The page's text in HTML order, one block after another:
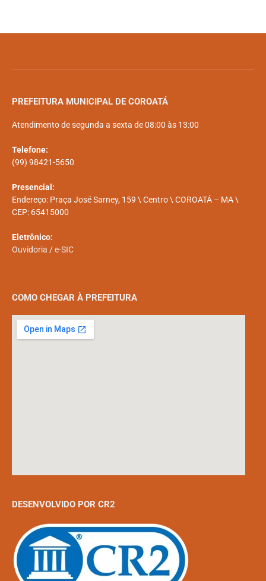
PREFEITURA MUNICIPAL DE COROATÁ
Atendimento de segunda a sexta de 08:00 às 13:00
Telefone:
(99) 98421-5650
Presencial:
Endereço: Praça José Sarney, 159 \ Centro \ COROATÁ – MA \
CEP: 65415000
Eletrônico:
Ouvidoria /e-SIC
COMO CHEGAR À PREFEITURA
DESENVOLVIDO POR CR2